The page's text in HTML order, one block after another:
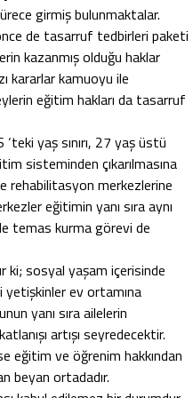
girmiş bulunmaktalar.
de tasarruf tedbirleri paketi
kazanmış olduğu haklar
kararlar kamuoyu ile
eğitim hakları da tasarruf
yaş sınırı, 27 yaş üstü
sisteminden çıkarılmasına
rehabilitasyon merkezlerine
eğitimin yanı sıra aynı
temas kurma görevi de
ki; sosyal yaşam içerisinde
ev ortamına
yanı sıra ailelerin
artışı seyredecektir.
eğitim ve öğrenim hakkından
beyan ortadadır.